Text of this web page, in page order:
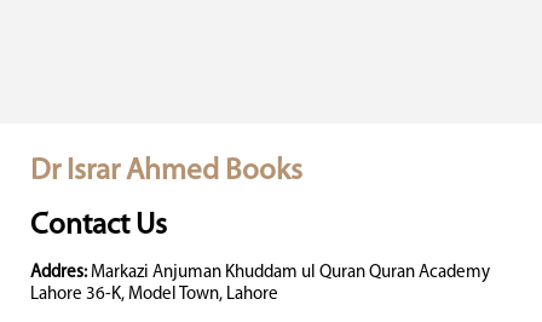
Dr Israr Ahmed Books
Contact Us
Addres: Markazi Anjuman Khuddam ul Quran Quran Academy
Lahore 36-K, Model Town, Lahore